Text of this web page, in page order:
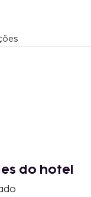
do hotel